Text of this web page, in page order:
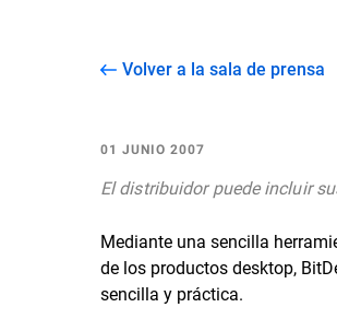
Volver a la sala de prensa
01 JUNIO 2007
El distribuidor puede incluir
Mediante una sencilla
de los productos desktop,
sencilla y práctica.